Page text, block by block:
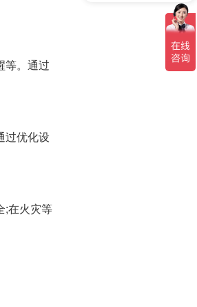
等。通过
过优化设
;在火灾等